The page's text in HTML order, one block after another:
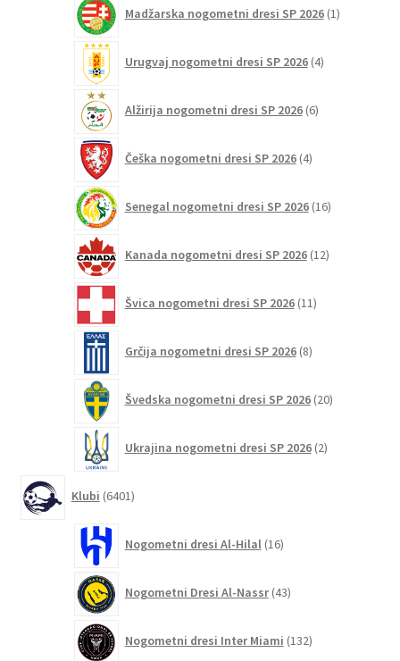
Madžarska nogometni dresi SP 2026 1izdelek
Urugvaj nogometni dresi SP 2026 4izdelki
Alžirija nogometni dresi SP 2026 6izdelkov
Češka nogometni dresi SP 2026 4izdelki
Senegal nogometni dresi SP 2026 16izdelkov
Kanada nogometni dresi SP 2026 12izdelkov
Švica nogometni dresi SP 2026 11izdelkov
Grčija nogometni dresi SP 2026 8izdelkov
Švedska nogometni dresi SP 2026 20izdelkov
Ukrajina nogometni dresi SP 2026 2izdelka
Klubi 6401izdelek
Nogometni dresi Al-Hilal 16izdelkov
Nogometni Dresi Al-Nassr 43izdelkov
Nogometni dresi Inter Miami 132izdelkov